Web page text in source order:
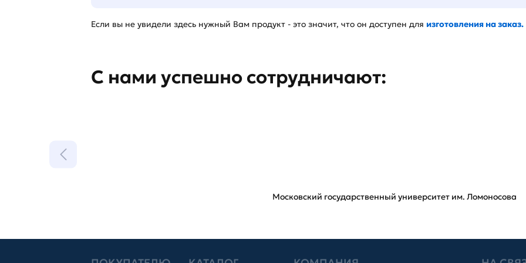
Если вы не увидели здесь нужный Вам продукт - это значит, что он доступен для изготовления на заказ.
С нами успешно сотрудничают:
Московский государственный университет им. Ломоносова